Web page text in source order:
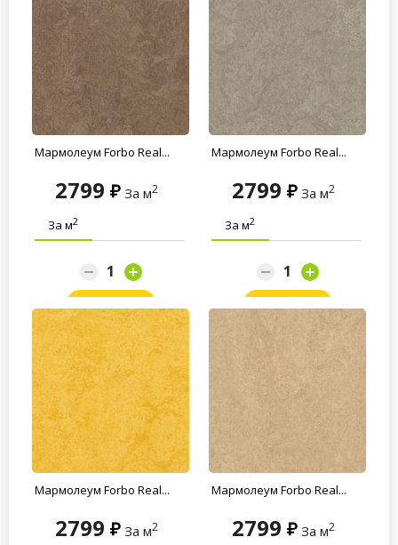
Мармолеум Forbo Real...
2799 За м2
За м2
Заказать
Мармолеум Forbo Real...
2799 За м2
За м2
Заказать
Мармолеум Forbo Real...
2799 За м2
Мармолеум Forbo Real...
2799 За м2